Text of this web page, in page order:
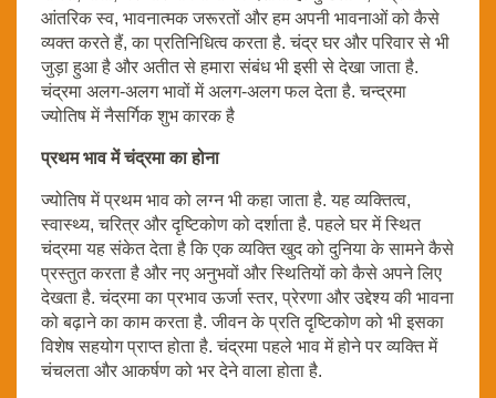
आंतरिक स्व, भावनात्मक जरूरतों और हम अपनी भावनाओं को कैसे
व्यक्त करते हैं, का प्रतिनिधित्व करता है. चंद्र घर और परिवार से भी
जुड़ा हुआ है और अतीत से हमारा संबंध भी इसी से देखा जाता है.
चंद्रमा अलग-अलग भावों में अलग-अलग फल देता है. चन्द्रमा
ज्योतिष में नैसर्गिक शुभ कारक है
प्रथम भाव में चंद्रमा का होना
ज्योतिष में प्रथम भाव को लग्न भी कहा जाता है. यह व्यक्तित्व,
स्वास्थ्य, चरित्र और दृष्टिकोण को दर्शाता है. पहले घर में स्थित
चंद्रमा यह संकेत देता है कि एक व्यक्ति खुद को दुनिया के सामने कैसे
प्रस्तुत करता है और नए अनुभवों और स्थितियों को कैसे अपने लिए
देखता है. चंद्रमा का प्रभाव ऊर्जा स्तर, प्रेरणा और उद्देश्य की भावना
को बढ़ाने का काम करता है. जीवन के प्रति दृष्टिकोण को भी इसका
विशेष सहयोग प्राप्त होता है. चंद्रमा पहले भाव में होने पर व्यक्ति में
चंचलता और आकर्षण को भर देने वाला होता है.